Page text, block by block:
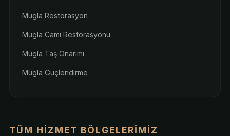
Mugla Restorasyon
Mugla Cami Restorasyonu
Mugla Taş Onarımı
Mugla Güçlendirme
TÜM HIZMET BÖLGELERIMIZ